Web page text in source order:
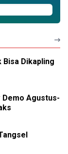
Bisa Dikapling
Demo Agustus-